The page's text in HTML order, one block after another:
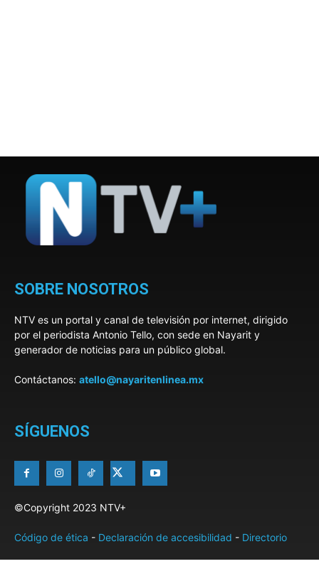
SOBRE NOSOTROS
NTV es un portal y canal de televisión por internet, dirigido
por el periodista Antonio Tello, con sede en Nayarit y
generador de noticias para un público global.
Contáctanos: atello@nayaritenlinea.mx
SÍGUENOS
©Copyright 2023 NTV+
Código de ética - Declaración de accesibilidad - Directorio